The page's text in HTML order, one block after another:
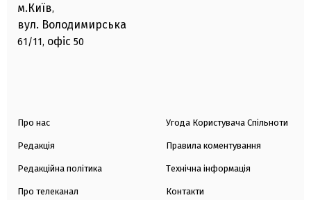
м.Київ,
вул. Володимирська
61/11, офіс 50
Про нас
Редакція
Редакційна політика
Про телеканал
Угода Користувача Спільноти
Правила коментування
Технічна інформація
Контакти